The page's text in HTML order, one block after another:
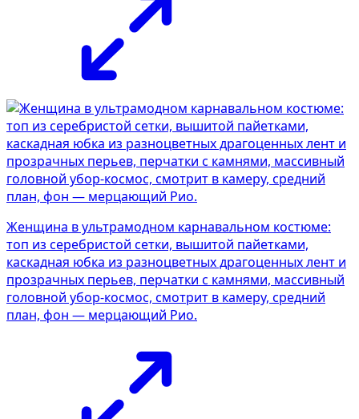
Женщина в ультрамодном карнавальном костюме:
топ из серебристой сетки, вышитой пайетками,
каскадная юбка из разноцветных драгоценных лент и
прозрачных перьев, перчатки с камнями, массивный
головной убор-космос, смотрит в камеру, средний
план, фон — мерцающий Рио.